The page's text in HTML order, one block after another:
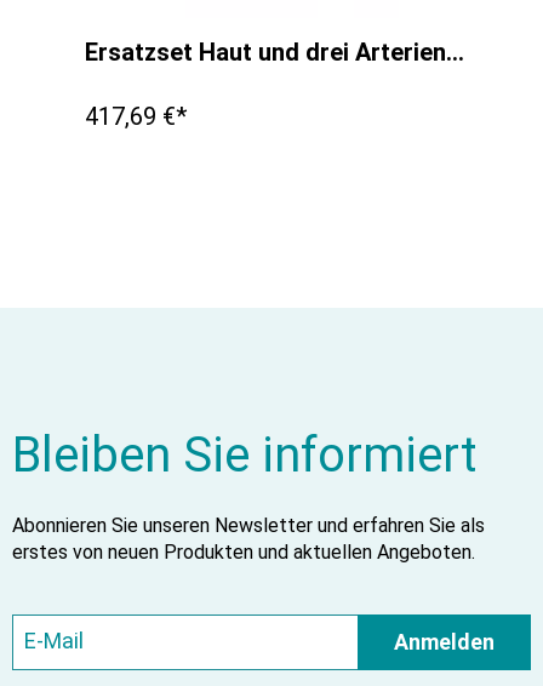
Ersatzset Haut und drei Arterien für R10011
417,69 €*
Bleiben Sie informiert
Abonnieren Sie unseren Newsletter und erfahren Sie als
erstes von neuen Produkten und aktuellen Angeboten.
Anmelden